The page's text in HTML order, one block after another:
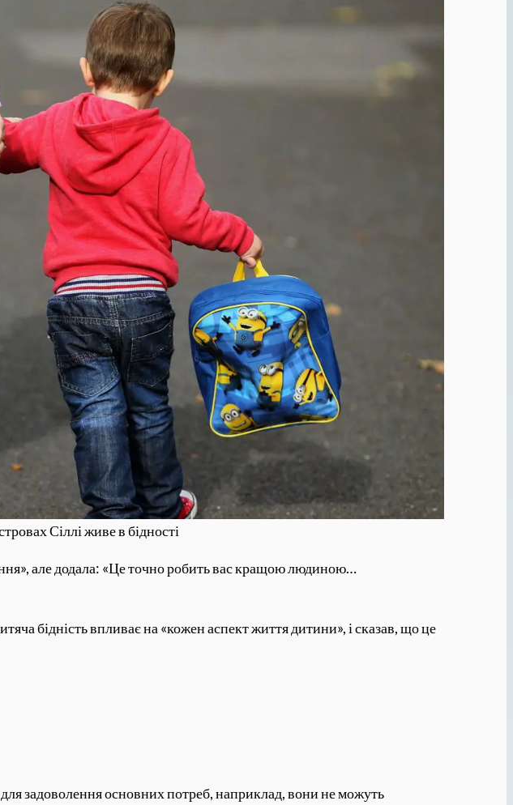
Сіллі живе в бідності
але додала: «Це точно робить вас кращою людиною…
бідність впливає на «кожен аспект життя дитини», і сказав, що це
задоволення основних потреб, наприклад, вони не можуть